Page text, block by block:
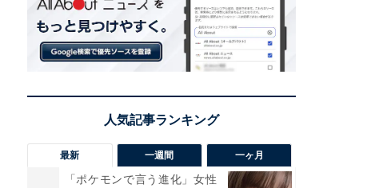
最新 一週間 一ヶ月
「ポケモンで言う進化」女性